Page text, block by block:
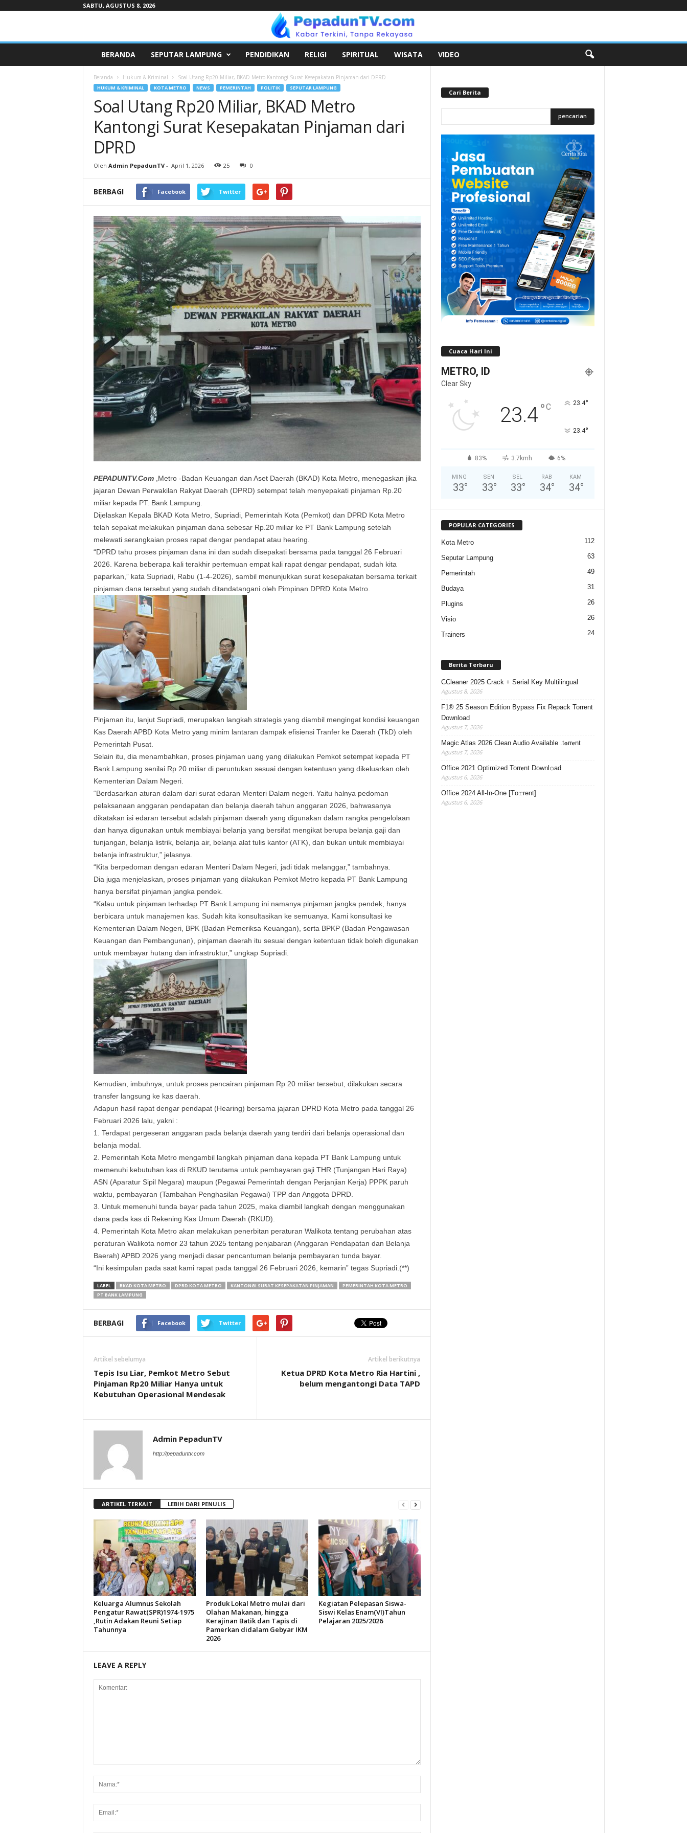
SABTU, AGUSTUS 8, 2026
BERANDA SEPUTAR LAMPUNG PENDIDIKAN RELIGI SPIRITUAL WISATA VIDEO
Beranda Hukum & Kriminal Soal Utang Rp20 Miliar, BKAD Metro Kantongi Surat Kesepakatan Pinjaman dari DPRD
HUKUM & KRIMINAL KOTA METRO NEWS PEMERINTAH POLITIK SEPUTAR LAMPUNG
Soal Utang Rp20 Miliar, BKAD Metro
Kantongi Surat Kesepakatan Pinjaman dari
DPRD
Oleh Admin PepadunTV- April 1, 2026 25 0
BERBAGI Facebook Twitter
PEPADUNTV.Com,Metro -Badan Keuangan dan Aset Daerah (BKAD) Kota Metro, menegaskan jika
jajaran Dewan Perwakilan Rakyat Daerah (DPRD) setempat telah menyepakati pinjaman Rp.20
miliar kepada PT. Bank Lampung.
Dijelaskan Kepala BKAD Kota Metro, Supriadi, Pemerintah Kota (Pemkot) dan DPRD Kota Metro
telah sepakat melakukan pinjaman dana sebesar Rp.20 miliar ke PT Bank Lampung setelah
melewati serangkaian proses rapat dengar pendapat atau hearing.
“DPRD tahu proses pinjaman dana ini dan sudah disepakati bersama pada tanggal 26 Februari
2026. Karena beberapa kali terakhir pertemuan empat kali rapat dengar pendapat, sudah kita
paparkan,” kata Supriadi, Rabu (1-4-2026), sambil menunjukkan surat kesepakatan bersama terkait
pinjaman dana tersebut yang sudah ditandatangani oleh Pimpinan DPRD Kota Metro.
Pinjaman itu, lanjut Supriadi, merupakan langkah strategis yang diambil mengingat kondisi keuangan
Kas Daerah APBD Kota Metro yang minim lantaran dampak efisiensi Tranfer ke Daerah (TkD) oleh
Pemerintah Pusat.
Selain itu, dia menambahkan, proses pinjaman uang yang dilakukan Pemkot setempat kepada PT
Bank Lampung senilai Rp 20 miliar di peruntukan sesuai dengan ketentuan yang dikeluarkan oleh
Kementerian Dalam Negeri.
“Berdasarkan aturan dalam dari surat edaran Menteri Dalam negeri. Yaitu halnya pedoman
pelaksanaan anggaran pendapatan dan belanja daerah tahun anggaran 2026, bahwasanya
dikatakan isi edaran tersebut adalah pinjaman daerah yang digunakan dalam rangka pengelolaan
dan hanya digunakan untuk membiayai belanja yang bersifat mengikat berupa belanja gaji dan
tunjangan, belanja listrik, belanja air, belanja alat tulis kantor (ATK), dan bukan untuk membiayai
belanja infrastruktur,” jelasnya.
“Kita berpedoman dengan edaran Menteri Dalam Negeri, jadi tidak melanggar,” tambahnya.
Dia juga menjelaskan, proses pinjaman yang dilakukan Pemkot Metro kepada PT Bank Lampung
hanya bersifat pinjaman jangka pendek.
“Kalau untuk pinjaman terhadap PT Bank Lampung ini namanya pinjaman jangka pendek, hanya
berbicara untuk manajemen kas. Sudah kita konsultasikan ke semuanya. Kami konsultasi ke
Kementerian Dalam Negeri, BPK (Badan Pemeriksa Keuangan), serta BPKP (Badan Pengawasan
Keuangan dan Pembangunan), pinjaman daerah itu sesuai dengan ketentuan tidak boleh digunakan
untuk membayar hutang dan infrastruktur,” ungkap Supriadi.
Kemudian, imbuhnya, untuk proses pencairan pinjaman Rp 20 miliar tersebut, dilakukan secara
transfer langsung ke kas daerah.
Adapun hasil rapat dengar pendapat (Hearing) bersama jajaran DPRD Kota Metro pada tanggal 26
Februari 2026 lalu, yakni :
1. Terdapat pergeseran anggaran pada belanja daerah yang terdiri dari belanja operasional dan
belanja modal.
2. Pemerintah Kota Metro mengambil langkah pinjaman dana kepada PT Bank Lampung untuk
memenuhi kebutuhan kas di RKUD terutama untuk pembayaran gaji THR (Tunjangan Hari Raya)
ASN (Aparatur Sipil Negara) maupun (Pegawai Pemerintah dengan Perjanjian Kerja) PPPK paruh
waktu, pembayaran (Tambahan Penghasilan Pegawai) TPP dan Anggota DPRD.
3. Untuk memenuhi tunda bayar pada tahun 2025, maka diambil langkah dengan menggunakan
dana pada kas di Rekening Kas Umum Daerah (RKUD).
4. Pemerintah Kota Metro akan melakukan penerbitan peraturan Walikota tentang perubahan atas
peraturan Walikota nomor 23 tahun 2025 tentang penjabaran (Anggaran Pendapatan dan Belanja
Baerah) APBD 2026 yang menjadi dasar pencantuman belanja pembayaran tunda bayar.
“Ini kesimpulan pada saat kami rapat pada tanggal 26 Februari 2026, kemarin” tegas Supriadi.(**)
LABEL BKAD KOTA METRO DPRD KOTA METRO KANTONGI SURAT KESEPAKATAN PINJAMAN
PEMERINTAH KOTA METRO
PT BANK LAMPUNG
BERBAGI Facebook Twitter
Artikel sebelumya
Tepis Isu Liar, Pemkot Metro Sebut
Pinjaman Rp20 Miliar Hanya untuk
Kebutuhan Operasional Mendesak
Artikel berikutnya
Ketua DPRD Kota Metro Ria Hartini ,
belum mengantongi Data TAPD
Admin PepadunTV
http://pepaduntv.com
ARTIKEL TERKAIT LEBIH DARI PENULIS
Keluarga Alumnus Sekolah
Pengatur Rawat(SPR)1974-1975
,Rutin Adakan Reuni Setiap
Tahunnya
Produk Lokal Metro mulai dari
Olahan Makanan, hingga
Kerajinan Batik dan Tapis di
Pamerkan didalam Gebyar IKM
2026
Kegiatan Pelepasan Siswa-
Siswi Kelas Enam(VI)Tahun
Pelajaran 2025/2026
LEAVE A REPLY
Cari Berita
Cuaca Hari Ini
METRO, ID
Clear Sky
23.4°C 23.4°
23.4°
83% 3.7kmh 6%
MING
33°
SEN
33°
SEL
33°
RAB
34°
KAM
34°
POPULAR CATEGORIES
Kota Metro 112
Seputar Lampung 63
Pemerintah 49
Budaya 31
Plugins 26
Visio 26
Trainers 24
Berita Terbaru
CCleaner 2025 Crack + Serial Key Multilingual
Agustus 8, 2026
F1® 25 Season Edition Bypass Fix Repack Torrent
Download
Agustus 7, 2026
Magic Atlas 2026 Clean Audio Available .t𝐨rr𝐞nt
Agustus 7, 2026
Office 2021 Optimized Torr𝐞nt Downl𝚘аd
Agustus 6, 2026
Office 2024 All-In-One [Тo𝚛rent]
Agustus 6, 2026